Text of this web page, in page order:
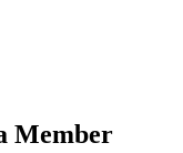
Member